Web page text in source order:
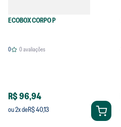
ECOBOX CORPO P
0 0avaliações
R$ 96,94
ou2x deR$ 40,13